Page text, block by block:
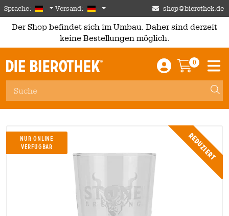
Skip to main content
Sprache: German
Versand: Deutschland shop@bierothek.de
Der Shop befindet sich im Umbau. Daher sind derzeit
keine Bestellungen möglich.
Einloggen /
0
Reduziert
NUR ONLINE
VERFÜGBAR